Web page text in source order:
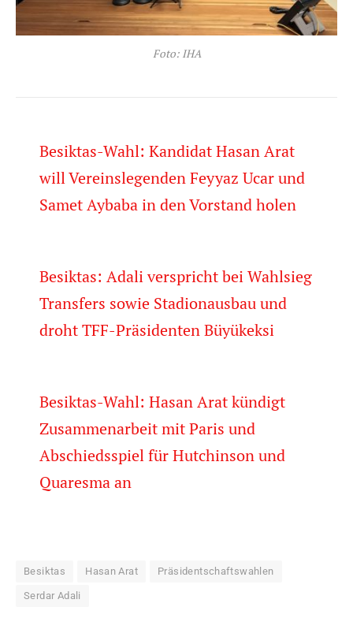
Foto: IHA
Besiktas-Wahl: Kandidat Hasan Arat
will Vereinslegenden Feyyaz Ucar und
Samet Aybaba in den Vorstand holen
Besiktas: Adali verspricht bei Wahlsieg
Transfers sowie Stadionausbau und
droht TFF-Präsidenten Büyükeksi
Besiktas-Wahl: Hasan Arat kündigt
Zusammenarbeit mit Paris und
Abschiedsspiel für Hutchinson und
Quaresma an
Besiktas Hasan Arat Präsidentschaftswahlen
Serdar Adali